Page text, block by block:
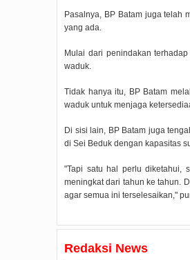
Pasalnya, BP Batam juga telah
yang ada.
Mulai dari penindakan
waduk.
Tidak hanya itu, BP Batam
waduk untuk menjaga
Di sisi lain, BP Batam juga
di Sei Beduk dengan kapasitas
"Tapi satu hal perlu diketahui,
meningkat dari tahun ke tahun.
agar semua ini terselesaikan,"
Redaksi News